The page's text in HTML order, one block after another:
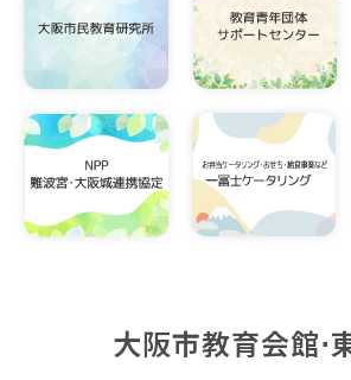
大阪市教育会館⋅